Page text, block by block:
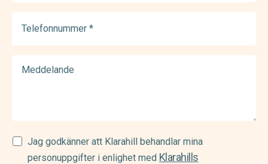
(Required)
Samtycke
(Required)
Jag godkänner att Klarahill behandlar mina
personuppgifter i enlighet med Klarahills